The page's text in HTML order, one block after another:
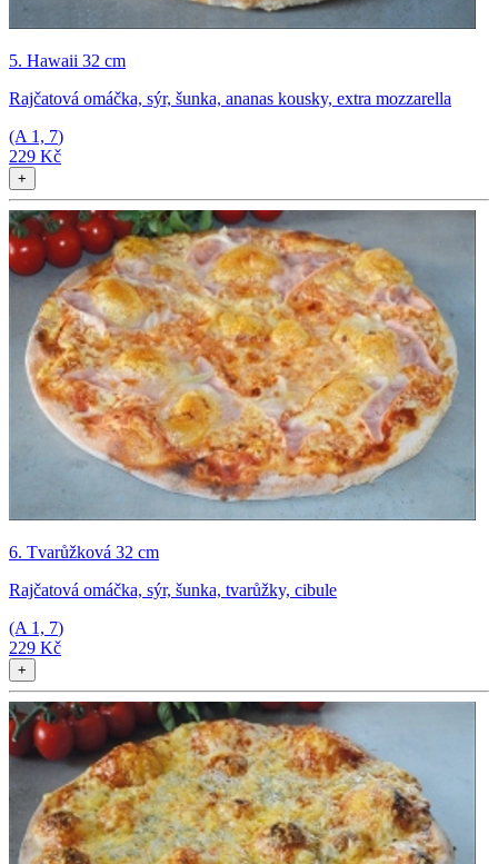
5. Hawaii 32 cm
Rajčatová omáčka, sýr, šunka, ananas kousky, extra mozzarella
(A 1, 7)
229 Kč
+
6. Tvarůžková 32 cm
Rajčatová omáčka, sýr, šunka, tvarůžky, cibule
(A 1, 7)
229 Kč
+